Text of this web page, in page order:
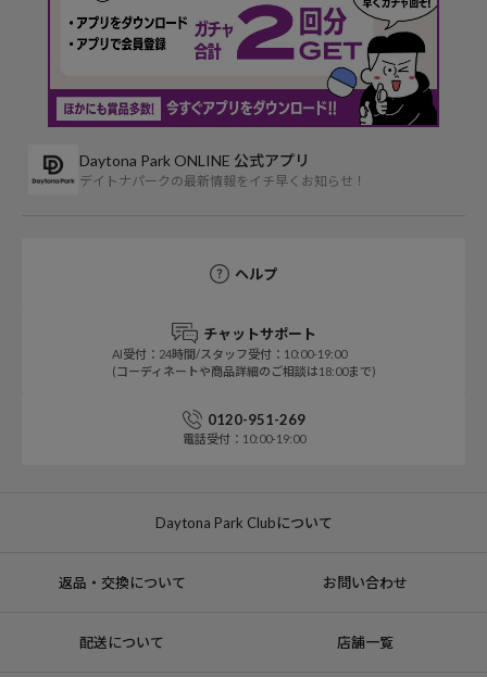
Daytona Park ONLINE 公式アプリ
デイトナパークの最新情報をイチ早くお知らせ！
ヘルプ
チャットサポート
AI受付：24時間/スタッフ受付：10:00-19:00
(コーディネートや商品詳細のご相談は18:00まで)
0120-951-269
電話受付：10:00-19:00
Daytona Park Clubについて
返品・交換について お問い合わせ
配送について 店舗一覧